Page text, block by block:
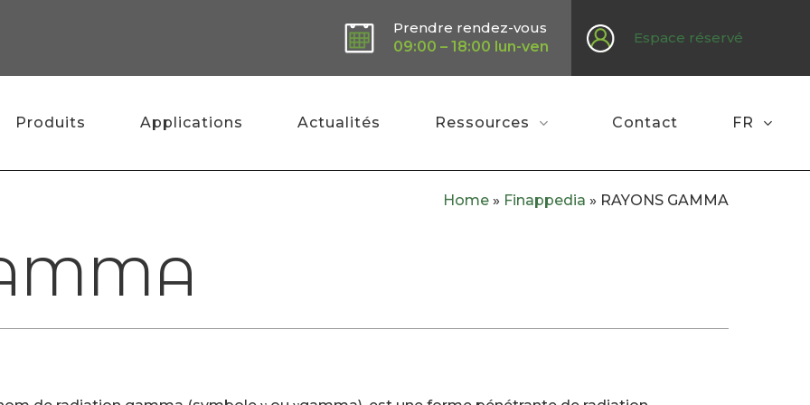
Prendre rendez-vous
09:00 – 18:00 lun-ven
Espace réservé
Produits Applications Actualités Ressources Contact FR
Home » Finappedia » RAYONS GAMMA